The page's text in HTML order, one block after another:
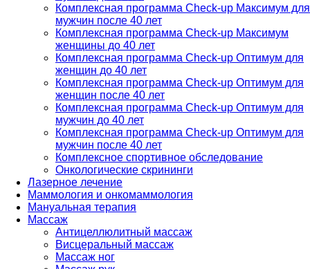
Комплексная программа Check-up Максимум для
мужчин после 40 лет
Комплексная программа Check-up Максимум
женщины до 40 лет
Комплексная программа Check-up Оптимум для
женщин до 40 лет
Комплексная программа Check-up Оптимум для
женщин после 40 лет
Комплексная программа Check-up Оптимум для
мужчин до 40 лет
Комплексная программа Check-up Оптимум для
мужчин после 40 лет
Комплексное спортивное обследование
Онкологические скрининги
Лазерное лечение
Маммология и онкомаммология
Мануальная терапия
Массаж
Антицеллюлитный массаж
Висцеральный массаж
Массаж ног